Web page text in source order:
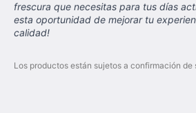
frescura que necesitas para tus días
esta oportunidad de mejorar tu
calidad!
Los productos están sujetos a confirmación de